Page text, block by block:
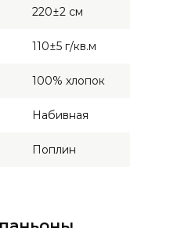
220±2 см
110±5 г/кв.м
100% хлопок
Набивная
Поплин